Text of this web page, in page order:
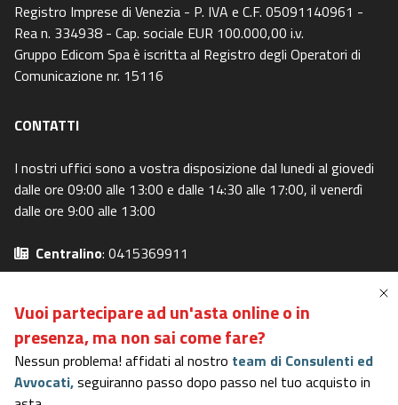
Registro Imprese di Venezia - P. IVA e C.F. 05091140961 -
Rea n. 334938 - Cap. sociale EUR 100.000,00 i.v.
Gruppo Edicom Spa è iscritta al Registro degli Operatori di
Comunicazione nr. 15116
CONTATTI
I nostri uffici sono a vostra disposizione dal lunedi al giovedi
dalle ore 09:00 alle 13:00 e dalle 14:30 alle 17:00, il venerdì
dalle ore 9:00 alle 13:00
Centralino: 0415369911
Email: info@asteavvisi.it
Privacy Policy
Cookie Policy
Preferenze Privacy
I miei diritti
Portale in possesso dei requisiti del DM 31/10/2006
Vuoi partecipare ad un'asta online o in
presenza,ma non sai come fare?
Nessun problema! affidati al nostro team di Consulenti ed
Avvocati,seguiranno passo dopo passo nel tuo acquisto in